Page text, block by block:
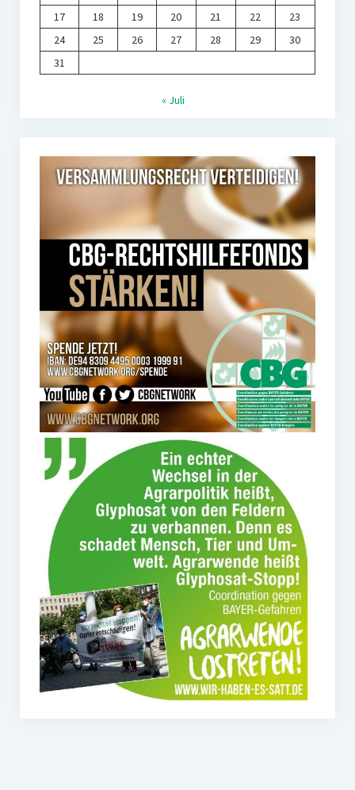
17
18 19 20 21 22
23
24
25 26 27 28 29
30
31
« Juli